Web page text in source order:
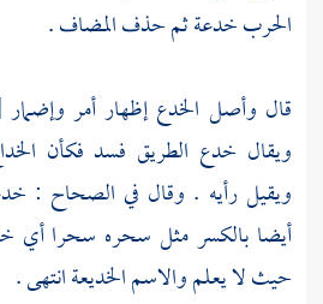
الحرب خدعة ثم حذف المضاف .
قال وأصل الخدع إظهار أمر وإضمار
ويقال خدع الطريق فسد فكأن
ويقيل رأيه . وقال في الصحاح :
أيضا بالكسر مثل سحره سحرا أي
حيث لا يعلم والاسم الخديعة انتهى .